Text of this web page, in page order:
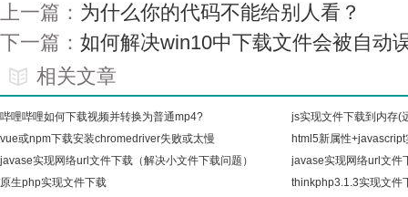
上一篇： 为什么你的代码不能给别人看？
下一篇： 如何解决win10中下载文件会被自动
相关文章
哔哩哔哩如何下载视频并转换为普通mp4?
js实现文件下载到内存(
vue或npm下载安装chromedriver失败或太慢
html5新属性
javase实现网络url文件下载（解决小文件下载问题）
javase实现网络url文件
原生php实现文件下载
thinkphp3.1.3实现文件